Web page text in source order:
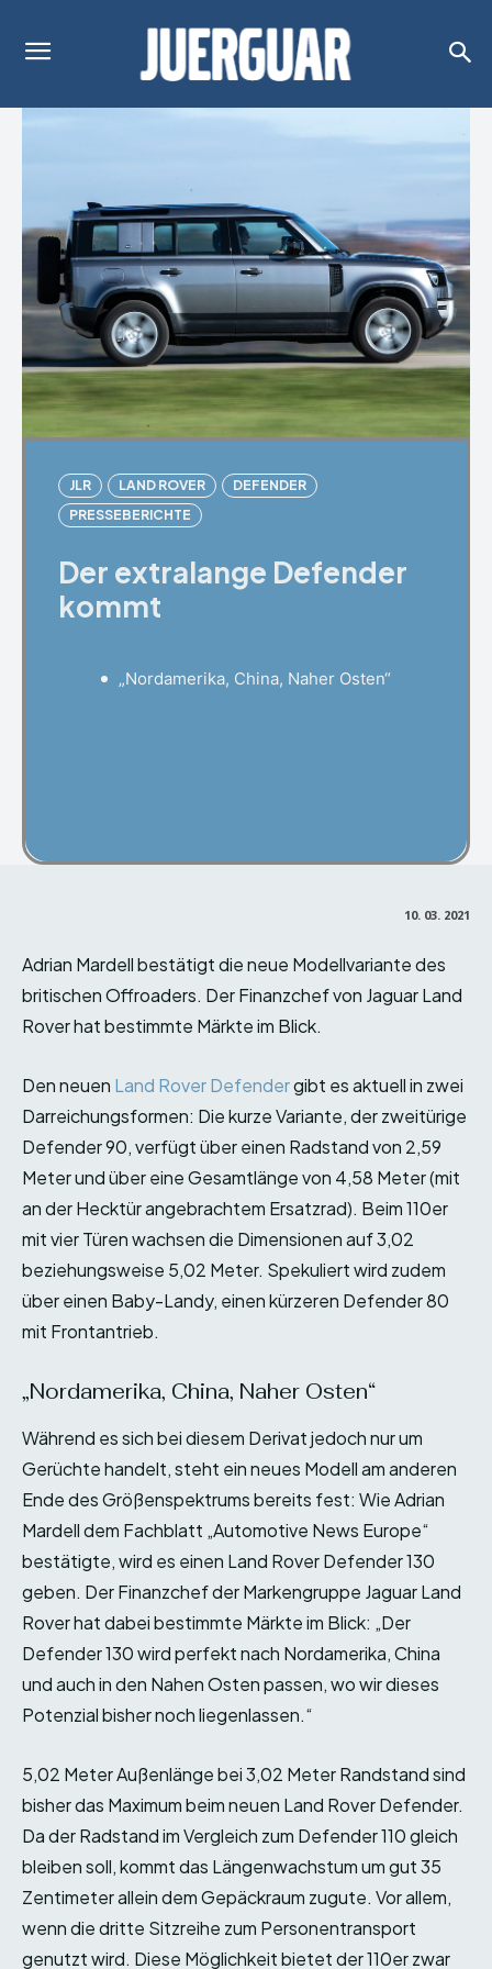
JLR LAND ROVER
DEFENDER
PRESSEBERICHTE
Der extralange Defender
kommt
„Nordamerika, China, Naher Osten“
10. 03. 2021
Adrian Mardell bestätigt die neue Modellvariante des
britischen Offroaders. Der Finanzchef von Jaguar Land
Rover hat bestimmte Märkte im Blick.
Den neuen Land Rover Defendergibt es aktuell in zwei
Darreichungsformen: Die kurze Variante, der zweitürige
Defender 90, verfügt über einen Radstand von 2,59
Meter und über eine Gesamtlänge von 4,58 Meter (mit
an der Hecktür angebrachtem Ersatzrad). Beim 110er
mit vier Türen wachsen die Dimensionen auf 3,02
beziehungsweise 5,02 Meter. Spekuliert wird zudem
über einen Baby-Landy, einen kürzeren Defender 80
mit Frontantrieb.
„Nordamerika, China, Naher Osten“
Während es sich bei diesem Derivat jedoch nur um
Gerüchte handelt, steht ein neues Modell am anderen
Ende des Größenspektrums bereits fest: Wie Adrian
Mardell dem Fachblatt „Automotive News Europe“
bestätigte, wird es einen Land Rover Defender 130
geben. Der Finanzchef der Markengruppe Jaguar Land
Rover hat dabei bestimmte Märkte im Blick: „Der
Defender 130 wird perfekt nach Nordamerika, China
und auch in den Nahen Osten passen, wo wir dieses
Potenzial bisher noch liegenlassen.“
5,02 Meter Außenlänge bei 3,02 Meter Randstand sind
bisher das Maximum beim neuen Land Rover Defender.
Da der Radstand im Vergleich zum Defender 110 gleich
bleiben soll, kommt das Längenwachstum um gut 35
Zentimeter allein dem Gepäckraum zugute. Vor allem,
wenn die dritte Sitzreihe zum Personentransport
genutzt wird. Diese Möglichkeit bietet der 110er zwar